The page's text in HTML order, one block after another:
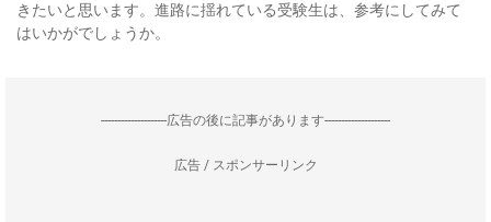
きたいと思います。進路に揺れている受験生は、参考にしてみて
はいかがでしょうか。
--------------------広告の後に記事があります--------------------
広告 / スポンサーリンク